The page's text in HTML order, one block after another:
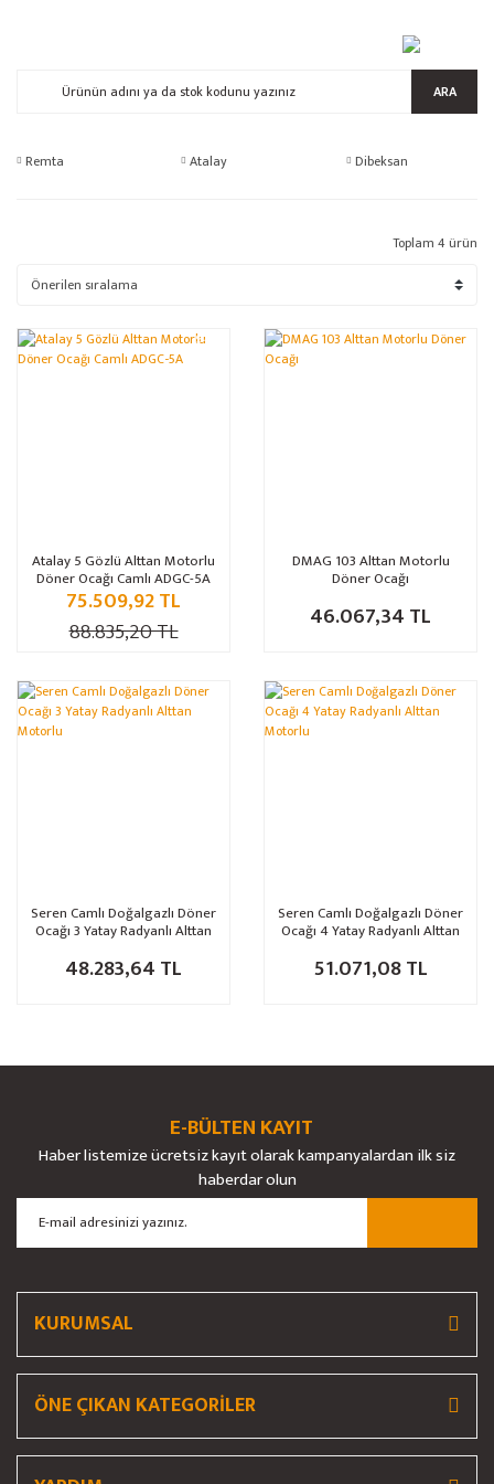
ARA
Remta Atalay Dibeksan
Toplam 4 ürün
%15
Atalay 5 Gözlü Alttan Motorlu
Döner Ocağı Camlı ADGC-5A
75.509,92 TL
88.835,20 TL
DMAG 103 Alttan Motorlu
Döner Ocağı
46.067,34 TL
Seren Camlı Doğalgazlı Döner
Ocağı 3 Yatay Radyanlı Alttan
48.283,64 TL
Seren Camlı Doğalgazlı Döner
Ocağı 4 Yatay Radyanlı Alttan
51.071,08 TL
E-BÜLTEN KAYIT
Haber listemize ücretsiz kayıt olarak kampanyalardan ilk siz
haberdar olun
KURUMSAL
ÖNE ÇIKAN KATEGORİLER